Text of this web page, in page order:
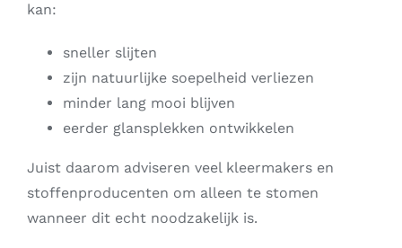
kan:
sneller slijten
zijn natuurlijke soepelheid verliezen
minder lang mooi blijven
eerder glansplekken ontwikkelen
Juist daarom adviseren veel kleermakers en
stoffenproducenten om alleen te stomen
wanneer dit echt noodzakelijk is.